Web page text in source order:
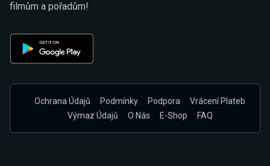
filmům a pořadům!
Ochrana Údajů Podmínky Podpora
Vrácení Plateb
Výmaz Údajů
O Nás E-Shop FAQ